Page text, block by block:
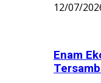
12/07/
Enam